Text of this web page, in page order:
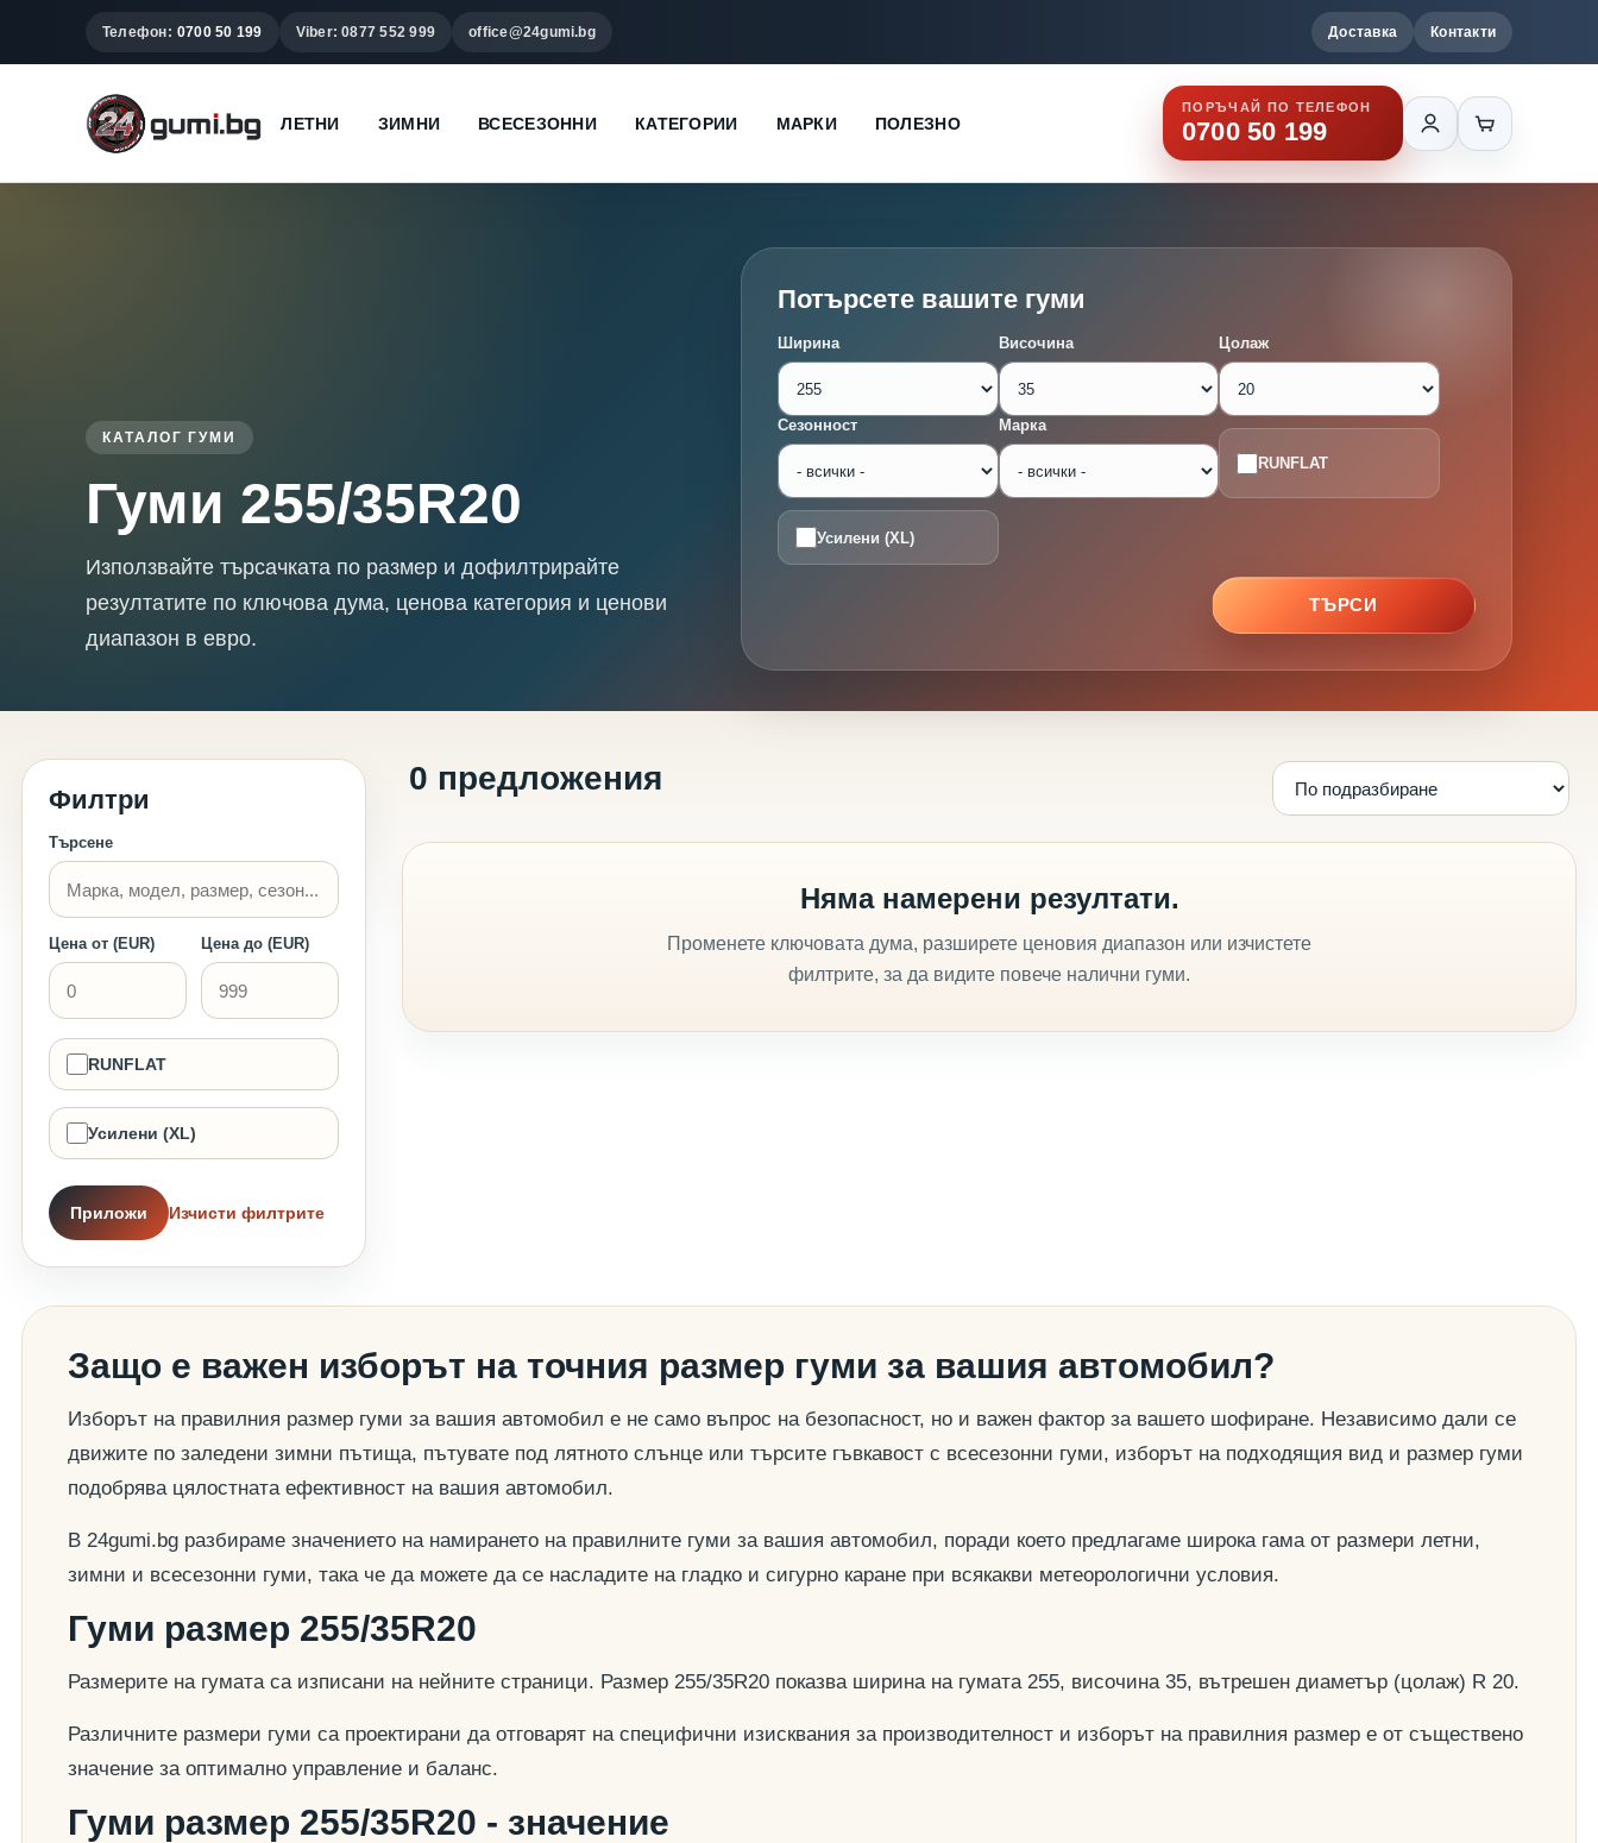
Телефон: 0700 50 199 Viber: 0877 552 999 office@24gumi.bg Доставка Контакти
ЛЕТНИ ЗИМНИ ВСЕСЕЗОННИ КАТЕГОРИИ МАРКИ ПОЛЕЗНО
ПОРЪЧАЙ ПО ТЕЛЕФОН
0700 50 199
КАТАЛОГ ГУМИ
Гуми 255/35R20
Използвайте търсачката по размер и дофилтрирайте
резултатите по ключова дума, ценова категория и ценови
диапазон в евро.
Потърсете вашите гуми
Ширина Височина Цолаж
Сезонност Марка
RUNFLAT
Усилени (XL)
ТЪРСИ
Филтри
Търсене
Цена от (EUR) Цена до (EUR)
RUNFLAT
Усилени (XL)
Приложи Изчисти филтрите
0 предложения
Няма намерени резултати.
Променете ключовата дума, разширете ценовия диапазон или изчистете
филтрите, за да видите повече налични гуми.
Защо е важен изборът на точния размер гуми за вашия автомобил?
Изборът на правилния размер гуми за вашия автомобил е не само въпрос на безопасност, но и важен фактор за вашето шофиране. Независимо дали се
движите по заледени зимни пътища, пътувате под лятното слънце или търсите гъвкавост с всесезонни гуми, изборът на подходящия вид и размер гуми
подобрява цялостната ефективност на вашия автомобил.
В 24gumi.bg разбираме значението на намирането на правилните гуми за вашия автомобил, поради което предлагаме широка гама от размери летни,
зимни и всесезонни гуми, така че да можете да се насладите на гладко и сигурно каране при всякакви метеорологични условия.
Гуми размер 255/35R20
Размерите на гумата са изписани на нейните страници. Размер 255/35R20 показва ширина на гумата 255, височина 35, вътрешен диаметър (цолаж) R 20.
Различните размери гуми са проектирани да отговарят на специфични изисквания за производителност и изборът на правилния размер е от съществено
значение за оптимално управление и баланс.
Гуми размер 255/35R20 - значение